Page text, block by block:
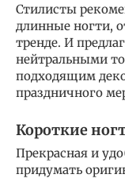
Стилисты
длинные ногти,
тренде. И
нейтральными
подходящим
праздничного
Короткие
Прекрасная и
придумать